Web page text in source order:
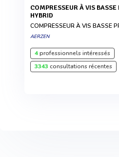
COMPRESSEUR À VIS BASSE PRESSION DELTA
HYBRID
COMPRESSEUR À VIS BASSE
AERZEN
4professionnels intéressés
3343 consultations récentes